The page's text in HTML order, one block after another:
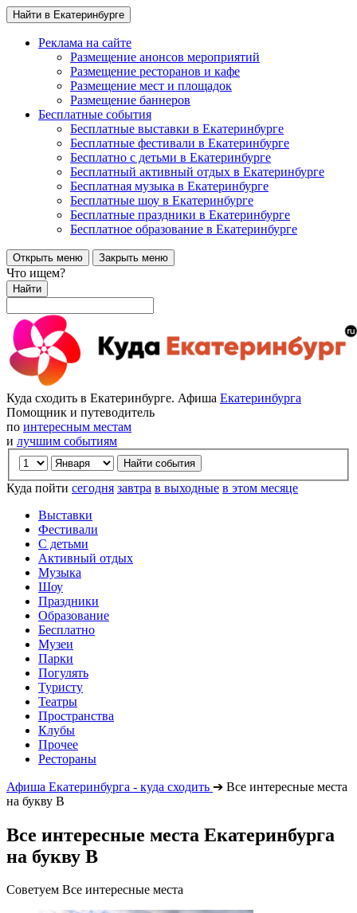
Найти в Екатеринбурге
Реклама на сайте
Размещение анонсов мероприятий
Размещение ресторанов и кафе
Размещение мест и площадок
Размещение баннеров
Бесплатные события
Бесплатные выставки в Екатеринбурге
Бесплатные фестивали в Екатеринбурге
Бесплатно с детьми в Екатеринбурге
Бесплатный активный отдых в Екатеринбурге
Бесплатная музыка в Екатеринбурге
Бесплатные шоу в Екатеринбурге
Бесплатные праздники в Екатеринбурге
Бесплатное образование в Екатеринбурге
Открыть меню Закрыть меню
Что ищем?
Найти
Куда сходить в Екатеринбурге. Афиша Екатеринбурга
Помощник и путеводитель
по интересным местам
и лучшим событиям
Куда пойти сегодня завтра в выходные в этом месяце
Выставки
Фестивали
С детьми
Активный отдых
Музыка
Шоу
Праздники
Образование
Бесплатно
Музеи
Парки
Погулять
Туристу
Театры
Пространства
Клубы
Прочее
Рестораны
Афиша Екатеринбурга - куда сходить ➔ Все интересные места
на букву В
Все интересные места Екатеринбурга
на букву В
Советуем Все интересные места